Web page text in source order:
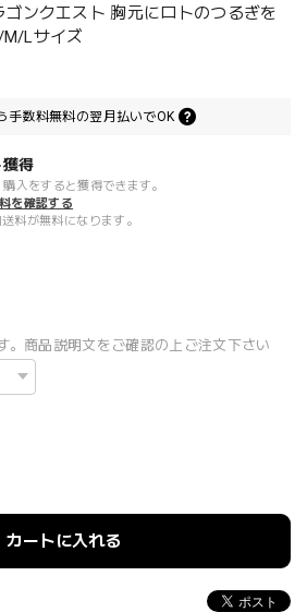
ゴンクエスト 胸元にロトのつるぎを
Lサイズ
手数料無料の翌月払いでOK
獲得
購入をすると獲得できます。
を確認する
料が無料になります。
。商品説明文をご確認の上ご注文下さい
カートに入れる